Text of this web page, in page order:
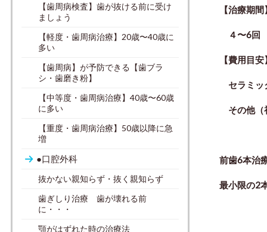
【治療期間
４〜6回
【費用目安
セラ
その他
前歯6本治
最小限の2
【歯周病検査】歯が抜ける前に受け
ましょう
【軽度・歯周病治療】20歳〜40歳に
多い
【歯周病】が予防できる【歯ブラ
シ・歯磨き粉】
【中等度・歯周病治療】40歳〜60歳
に多い
【重度・歯周病治療】50歳以降に急
増
●口腔外科
抜かない親知らず・抜く親知らず
歯ぎしり治療 歯が壊れる前
に・・・
顎がはずれた時の治療法